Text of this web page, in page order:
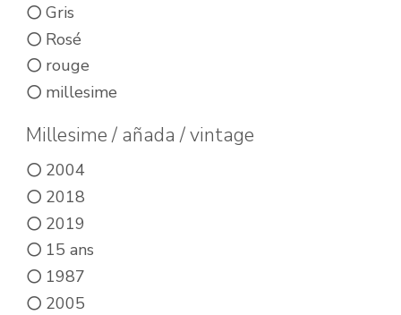
peuvent
être
Gris
Rosé
rouge
millesime
Millesime / añada / vintage
2004
2018
2019
15 ans
1987
2005